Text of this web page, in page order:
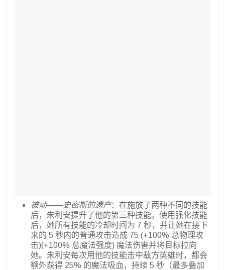
被动——史密斯的遗产：在施放了两种不同的技能
后，朱利安提升了他的第三种技能。使用强化技能
后，她所有技能的冷却时间为 7 秒，并让她在接下
来的 5 秒内的普通攻击造成 75 (+100% 总物理攻
击)(+100% 总魔法强度) 魔法伤害并将目标拉向
她。朱利安每次用他的技能击中敌方英雄时，都会
额外获得 25% 的魔法吸血，持续 5 秒（最多叠加